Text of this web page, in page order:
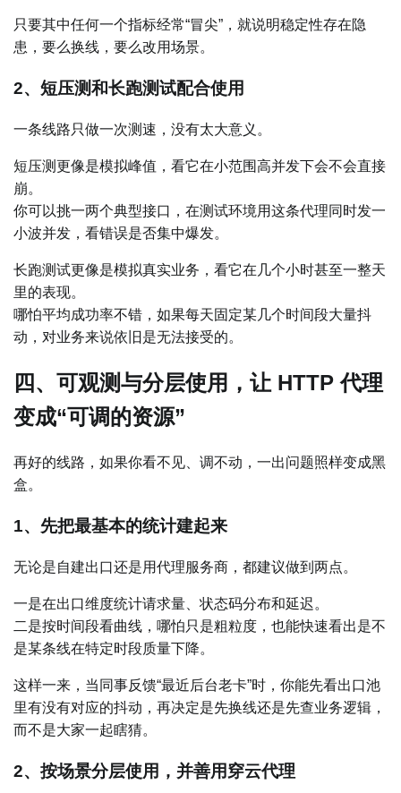
只要其中任何一个指标经常“冒尖”，就说明稳定性存在隐
患，要么换线，要么改用场景。
2、短压测和长跑测试配合使用
一条线路只做一次测速，没有太大意义。
短压测更像是模拟峰值，看它在小范围高并发下会不会直接
崩。
你可以挑一两个典型接口，在测试环境用这条代理同时发一
小波并发，看错误是否集中爆发。
长跑测试更像是模拟真实业务，看它在几个小时甚至一整天
里的表现。
哪怕平均成功率不错，如果每天固定某几个时间段大量抖
动，对业务来说依旧是无法接受的。
四、可观测与分层使用，让 HTTP 代理
变成“可调的资源”
再好的线路，如果你看不见、调不动，一出问题照样变成黑
盒。
1、先把最基本的统计建起来
无论是自建出口还是用代理服务商，都建议做到两点。
一是在出口维度统计请求量、状态码分布和延迟。
二是按时间段看曲线，哪怕只是粗粒度，也能快速看出是不
是某条线在特定时段质量下降。
这样一来，当同事反馈“最近后台老卡”时，你能先看出口池
里有没有对应的抖动，再决定是先换线还是先查业务逻辑，
而不是大家一起瞎猜。
2、按场景分层使用，并善用穿云代理